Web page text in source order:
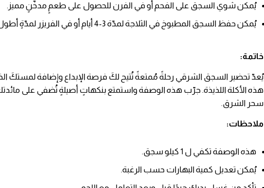
يُمكن شوي السجق على الفحم أو في الفرن للحصول على طعمٍ مدخّنٍ مميز.
يُمكن حفظ السجق المطبوخ في الثلاجة لمدّة 3-4 أيام أو في الفريزر لمدّةٍ أطول.
خاتمة:
يُعدّ تحضير السجق الشرقي رحلةً مُمتعةً تُتيح لكَ فرصة الإبداع وإضافة لمستكَ
هذه الأكلة اللذيذة. جرّب هذه الوصفة واستمتع بنكهاتٍ أصيلةٍ تُضفي على
سحر الشرق.
ملاحظات:
هذه الوصفة تكفي ل 1 كيلو سجق.
يُمكن تعديل كمية البهارات حسب الرغبة.